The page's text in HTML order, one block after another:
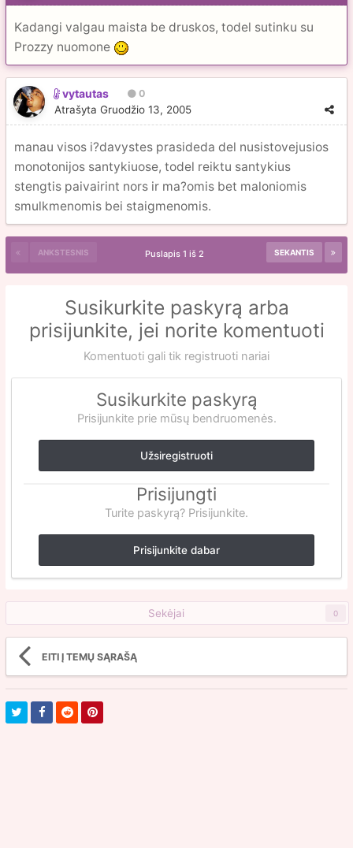
Kadangi valgau maista be druskos, todel sutinku su
Prozzy nuomone
vytautas 0
Atrašyta Gruodžio 13, 2005
manau visos i?davystes prasideda del nusistovejusios
monotonijos santykiuose, todel reiktu santykius
stengtis paivairint nors ir ma?omis bet maloniomis
smulkmenomis bei staigmenomis.
ANKSTESNIS SEKANTIS
Puslapis 1 iš 2
Susikurkite paskyrą arba
prisijunkite, jei norite komentuoti
Komentuoti gali tik registruoti nariai
Susikurkite paskyrą
Prisijunkite prie mūsų bendruomenės.
Užsiregistruoti
Prisijungti
Turite paskyrą? Prisijunkite.
Prisijunkite dabar
Sekėjai 0
EITI Į TEMŲ SĄRAŠĄ